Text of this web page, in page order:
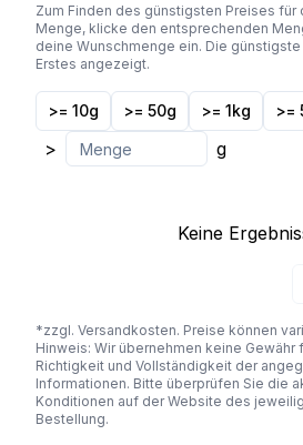
Zum Finden des günstigsten Preises für
Menge, klicke den entsprechenden
deine Wunschmenge ein. Die
Erstes angezeigt.
>= 10g >= 50g >= 1kg >=
> g
Keine
*zzgl. Versandkosten. Preise können
Hinweis: Wir übernehmen keine Gewähr
Richtigkeit und Vollständigkeit der
Informationen. Bitte überprüfen Sie die
Konditionen auf der Website des
Bestellung.